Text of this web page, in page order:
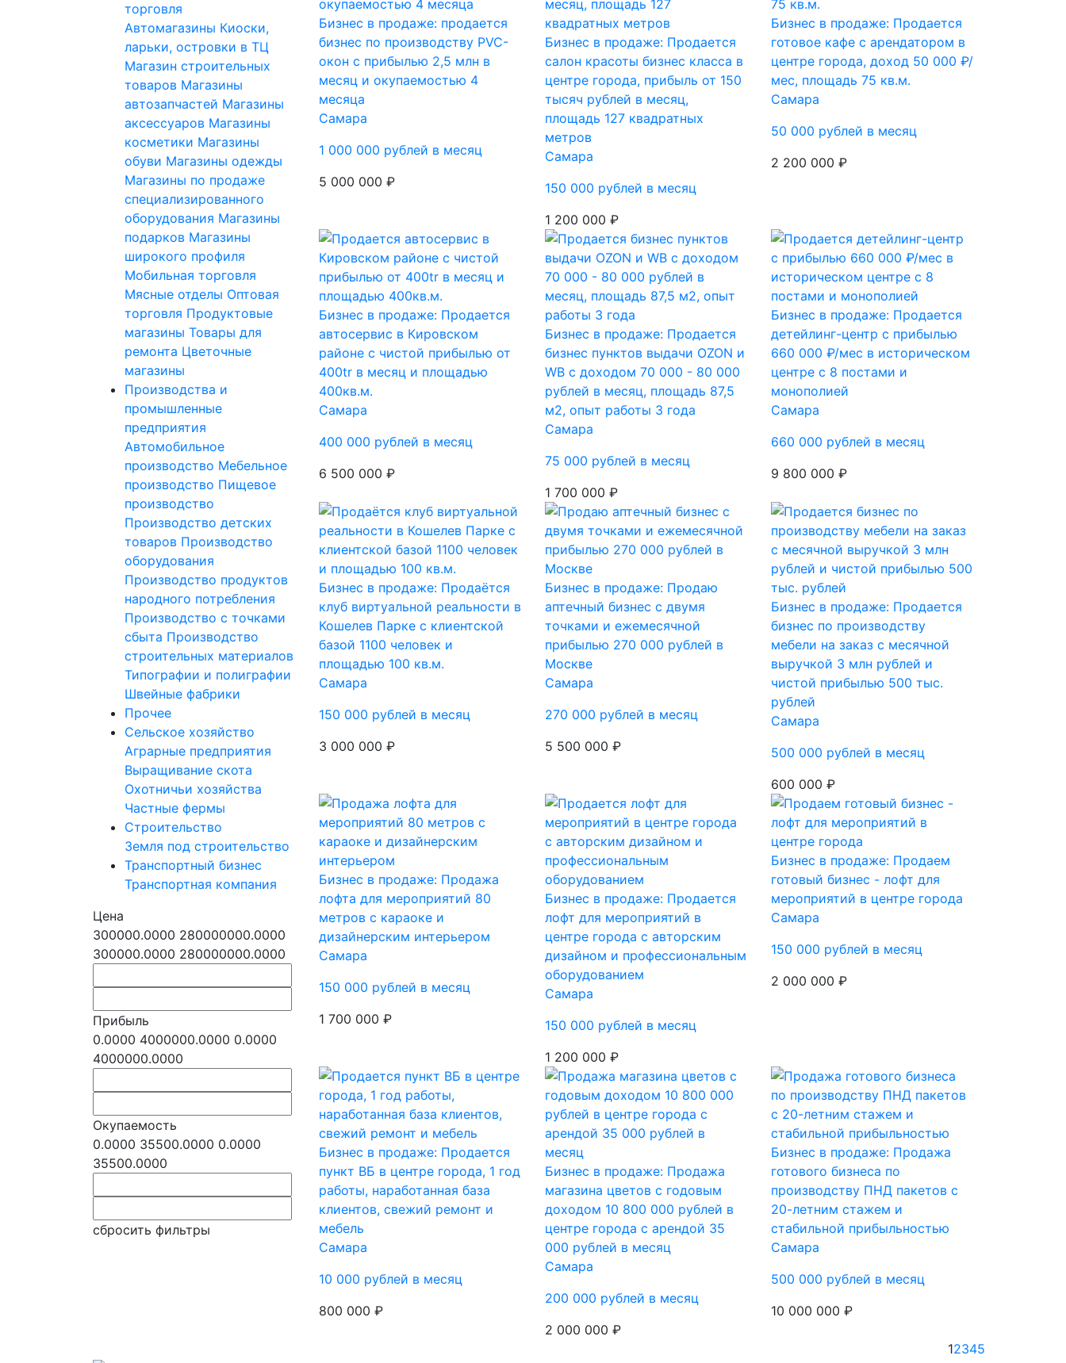
торговля
Автомагазины Киоски,
ларьки, островки в ТЦ
Магазин строительных
товаров Магазины
автозапчастей Магазины
аксессуаров Магазины
косметики Магазины
обуви Магазины одежды
Магазины по продаже
специализированного
оборудования Магазины
подарков Магазины
широкого профиля
Мобильная торговля
Мясные отделы Оптовая
торговля Продуктовые
магазины Товары для
ремонта Цветочные
магазины
Производства и
промышленные
предприятия
Автомобильное
производство Мебельное
производство Пищевое
производство
Производство детских
товаров Производство
оборудования
Производство продуктов
народного потребления
Производство с точками
сбыта Производство
строительных материалов
Типографии и полиграфии
Швейные фабрики
Прочее
Сельское хозяйство
Аграрные предприятия
Выращивание скота
Охотничьи хозяйства
Частные фермы
Строительство
Земля под строительство
Транспортный бизнес
Транспортная компания
Цена
300000.0000 280000000.0000
300000.0000 280000000.0000
Прибыль
0.0000 4000000.0000 0.0000
4000000.0000
Окупаемость
0.0000 35500.0000 0.0000
35500.0000
сбросить фильтры
Бизнес в продаже: продается
бизнес по производству PVC-
окон с прибылью 2,5 млн в
месяц и окупаемостью 4
месяца
Самара
1 000 000 рублей в месяц
5 000 000 ₽
Бизнес в продаже: Продается
салон красоты бизнес класса в
центре города, прибыль от 150
тысяч рублей в месяц,
площадь 127 квадратных
метров
Самара
150 000 рублей в месяц
1 200 000 ₽
Бизнес в продаже: Продается
готовое кафе с арендатором в
центре города, доход 50 000 ₽/
мес, площадь 75 кв.м.
Самара
50 000 рублей в месяц
2 200 000 ₽
Бизнес в продаже: Продается
автосервис в Кировском
районе с чистой прибылью от
400tr в месяц и площадью
400кв.м.
Самара
400 000 рублей в месяц
6 500 000 ₽
Бизнес в продаже: Продается
бизнес пунктов выдачи OZON и
WB с доходом 70 000 - 80 000
рублей в месяц, площадь 87,5
м2, опыт работы 3 года
Самара
75 000 рублей в месяц
1 700 000 ₽
Бизнес в продаже: Продается
детейлинг-центр с прибылью
660 000 ₽/мес в историческом
центре с 8 постами и
монополией
Самара
660 000 рублей в месяц
9 800 000 ₽
Бизнес в продаже: Продаётся
клуб виртуальной реальности в
Кошелев Парке с клиентской
базой 1100 человек и
площадью 100 кв.м.
Самара
150 000 рублей в месяц
3 000 000 ₽
Бизнес в продаже: Продаю
аптечный бизнес с двумя
точками и ежемесячной
прибылью 270 000 рублей в
Москве
Самара
270 000 рублей в месяц
5 500 000 ₽
Бизнес в продаже: Продается
бизнес по производству
мебели на заказ с месячной
выручкой 3 млн рублей и
чистой прибылью 500 тыс.
рублей
Самара
500 000 рублей в месяц
600 000 ₽
Бизнес в продаже: Продажа
лофта для мероприятий 80
метров с караоке и
дизайнерским интерьером
Самара
150 000 рублей в месяц
1 700 000 ₽
Бизнес в продаже: Продается
лофт для мероприятий в
центре города с авторским
дизайном и профессиональным
оборудованием
Самара
150 000 рублей в месяц
1 200 000 ₽
Бизнес в продаже: Продаем
готовый бизнес - лофт для
мероприятий в центре города
Самара
150 000 рублей в месяц
2 000 000 ₽
Бизнес в продаже: Продается
пункт ВБ в центре города, 1 год
работы, наработанная база
клиентов, свежий ремонт и
мебель
Самара
10 000 рублей в месяц
800 000 ₽
Бизнес в продаже: Продажа
магазина цветов с годовым
доходом 10 800 000 рублей в
центре города с арендой 35
000 рублей в месяц
Самара
200 000 рублей в месяц
2 000 000 ₽
Бизнес в продаже: Продажа
готового бизнеса по
производству ПНД пакетов с
20-летним стажем и
стабильной прибыльностью
Самара
500 000 рублей в месяц
10 000 000 ₽
12345